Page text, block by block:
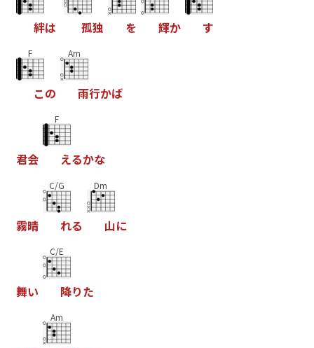
絆は 孤独 を 輝か す
F
この
Am
雨行かば
君会
F
えるかな
霧晴
C/G
れる
Dm
山に
舞い
C/E
降りた
Am